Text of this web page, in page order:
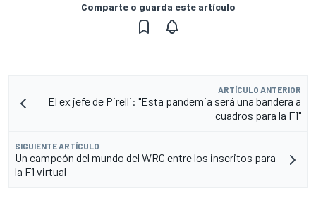
Comparte o guarda este artículo
ARTÍCULO ANTERIOR
El ex jefe de Pirelli: "Esta pandemia será una bandera a
cuadros para la F1"
SIGUIENTE ARTÍCULO
Un campeón del mundo del WRC entre los inscritos para
la F1 virtual